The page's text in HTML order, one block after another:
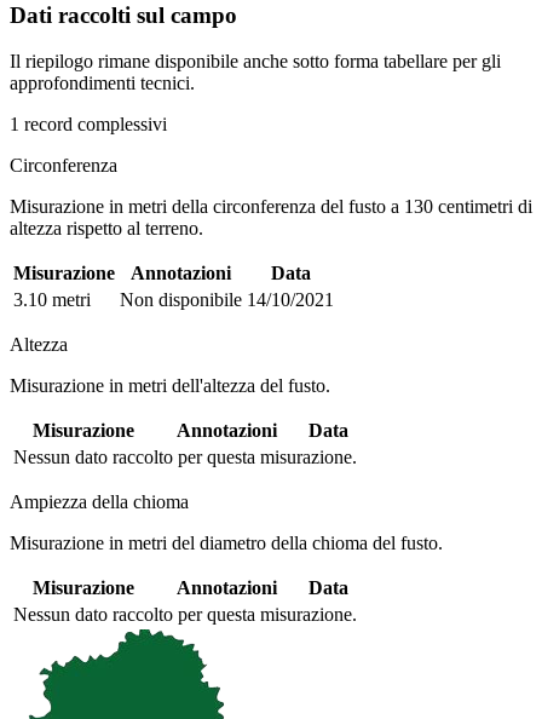
Dati raccolti sul campo
Il riepilogo rimane disponibile anche sotto forma tabellare per gli
approfondimenti tecnici.
1 record complessivi
Circonferenza
Misurazione in metri della circonferenza del fusto a 130 centimetri di
altezza rispetto al terreno.
Misurazione Annotazioni
Data
3.10 metri
Non disponibile 14/10/2021
Altezza
Misurazione in metri dell'altezza del fusto.
Misurazione Annotazioni
Data
Nessun dato raccolto per questa misurazione.
Ampiezza della chioma
Misurazione in metri del diametro della chioma del fusto.
Misurazione Annotazioni
Data
Nessun dato raccolto per questa misurazione.